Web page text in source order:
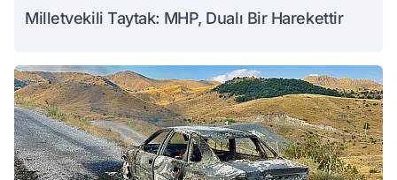
Milletvekili Taytak: MHP, Dualı Bir Harekettir